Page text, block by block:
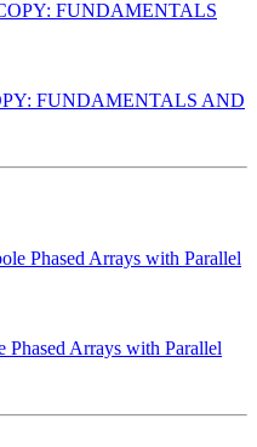
FUNDAMENTALS AND
Phased Arrays with Parallel